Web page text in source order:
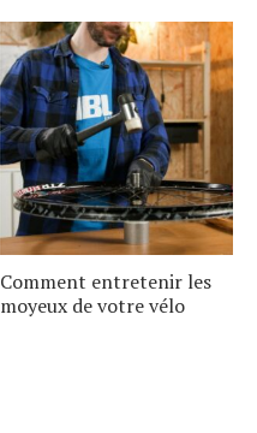
Comment entretenir les
moyeux de votre vélo